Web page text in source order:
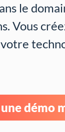
le
Vous
démo